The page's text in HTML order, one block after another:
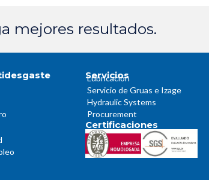
mejores resultados.
Servicios
Lubricación
Servicio de Gruas e Izage
Hydraulic Systems
Procurement
Certificaciones